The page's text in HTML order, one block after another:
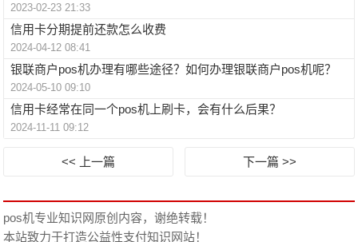
2023-02-23 21:33
信用卡分期提前还款怎么收费
2024-04-12 08:41
银联商户pos机办理有哪些途径？如何办理银联商户pos机呢？
2024-05-10 09:10
信用卡经常在同一个pos机上刷卡，会有什么后果？
2024-11-11 09:12
<< 上一篇 下一篇 >>
pos机专业知识网原创内容，谢绝转载！
本站致力于打造公益性支付知识网站！